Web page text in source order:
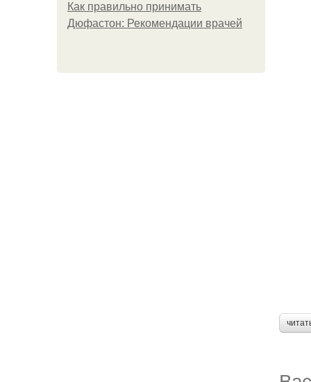
Как правильно принимать
Дюфастон: Рекомендации врачей